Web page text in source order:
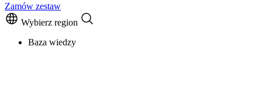
Zamów zestaw
Wybierz region
Baza wiedzy